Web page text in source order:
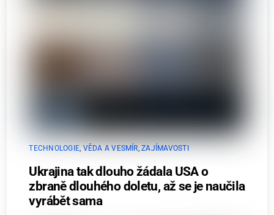
TECHNOLOGIE VĚDA A VESMÍR ,ZAJÍMAVOSTI
Ukrajina tak dlouho žádala USA o
zbraně dlouhého doletu, až se je naučila
vyrábět sama